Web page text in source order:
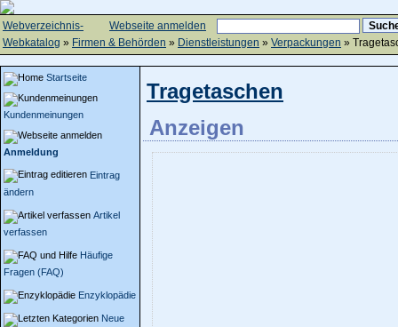
Webseite anmelden
Webverzeichnis-
Webkatalog » Firmen & Behörden » Dienstleistungen » Verpackungen »
Startseite
Kundenmeinungen
Anmeldung
Eintrag
ändern
Artikel
verfassen
Häufige
Fragen (FAQ)
Enzyklopädie
Neue
Tragetaschen
Anzeigen